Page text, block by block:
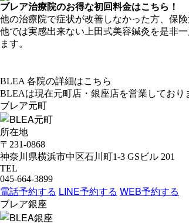
ブレア治療院のお得な初回料金はこちら！
他の治療院で症状が改善しなかった方、保
他では実感出来ない上田式美容鍼灸を是非
ます。
BLEA 各院の詳細はこちら
BLEAは現在元町店・銀座店を営業しており
ブレア元町
所在地
〒231-0868
神奈川県横浜市中区石川町1-3 GSビル 201
TEL
045-664-3899
電話予約する LINE予約する WEB予約する
ブレア銀座